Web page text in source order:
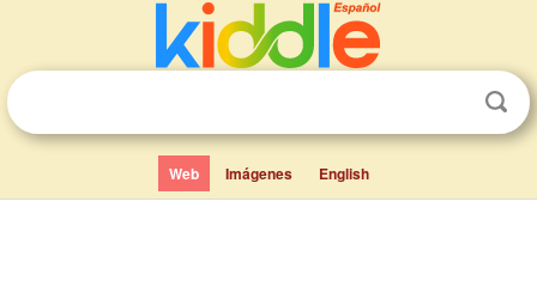
Web Imágenes English